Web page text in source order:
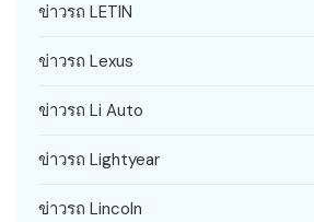
ข่าวรถ LETIN
ข่าวรถ Lexus
ข่าวรถ Li Auto
ข่าวรถ Lightyear
ข่าวรถ Lincoln